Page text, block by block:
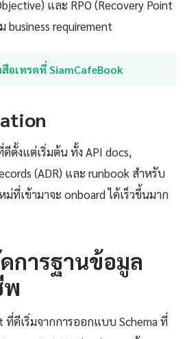
และ RPO (Recovery Point
business requirement
อเทรดที่ SiamCafeBook
ตั้งแต่เริ่มต้น ทั้ง API docs,
(ADR) และ runbook สำหรับ
ที่เข้ามาจะ onboard ได้เร็วขึ้นมาก
การฐานข้อมูล
พ
ที่ดีเริ่มจากการออกแบบ Schema ที่